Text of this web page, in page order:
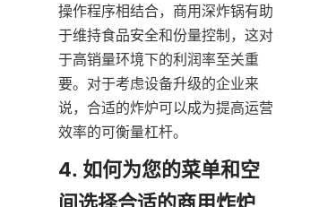
操作程序相结合，商用深炸锅有助
于维持食品安全和份量控制，这对
于高销量环境下的利润率至关重
要。对于考虑设备升级的企业来
说，合适的炸炉可以成为提高运营
效率的可衡量杠杆。
4. 如何为您的菜单和空